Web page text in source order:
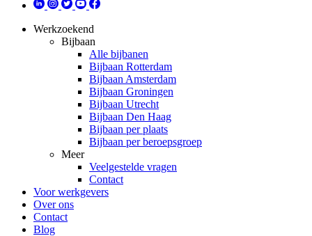
Werkzoekend
Bijbaan
Alle bijbanen
Bijbaan Rotterdam
Bijbaan Amsterdam
Bijbaan Groningen
Bijbaan Utrecht
Bijbaan Den Haag
Bijbaan per plaats
Bijbaan per beroepsgroep
Meer
Veelgestelde vragen
Contact
Voor werkgevers
Over ons
Contact
Blog